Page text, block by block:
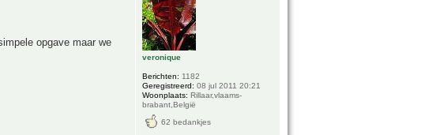
opgave maar we
veronique
Berichten: 1182
Geregistreerd: 08 jul 2011 20:21
Woonplaats: Rillaar,vlaams-
brabant,België
62 bedankjes